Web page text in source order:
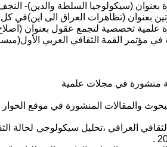
بعنوان (سيكولوجيا السلطة والدين)- النجف –
بعنوان (تظاهرات العراق الى اين)في كل
علمية تخصصية لتجمع عقول بعنوان (اصلاح
الثقافي العربي الأول(ميسان 28/12/2018) والقاء كلمة الأفتتاح بأسم
منشورة في مجلات علمية
المنشورة في موقع الحوار المتمدن فقط 735 ،وبلغ عدد
الثقافي العراقي ،تحليل سيكولوجي لحالة